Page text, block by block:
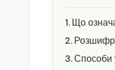
Що
Способи